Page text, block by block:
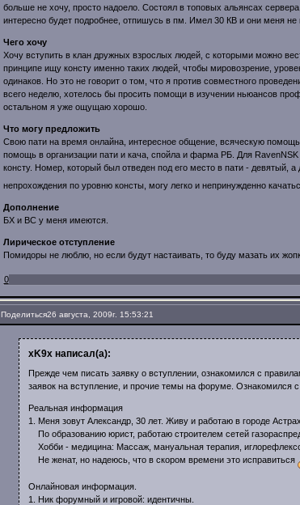
больше не хочу, просто надоело. Состоял в топовых альянсах
интересно будет подробнее, отпишусь в пм. Имел 30 КВ и они меня не
Чего хочу
Хочу вступить в клан дружных взрослых людей, с которыми можно
принципе ищу консту именно таких людей, чтобы мировозрение,
одинаков. Но это не говорит о том, что я против совместного
всего неделю, хотелось бы просить помощи в изучении ньюансов
остальном я уже ощущаю хорошо.
Что могу предложить
Свою пати на время онлайна, интересное общение, всяческую
помощь в организации пати и кача, спойла и фарма РБ. Для
консту. Номер, который был отведен под его место в пати - девятый,
непрохождения по уровню консты, могу легко и непринужденно
Дополнение
БХ и ВС у меня имеются.
Лирическое отступление
Помидоры не люблю, но если будут настаивать, то буду мазать их
0
Поделиться26 августа, 2009г. 15:53:21
xK9x написал(а):
Прежде чем писать заявку о вступлении, ознакомился с
заявок на вступление, и прочие темы на форуме. Ознакомился
Реальная информация
1. Меня зовут Александр, 30 лет. Живу и работаю в городе
По образованию юрист, работаю строителем сетей
Хобби - медицина: Массаж, мануальная терапия,
Не женат, но надеюсь, что в скором времени это исправиться
Онлайновая информация.
1. Ник форумный и игровой: идентичны.